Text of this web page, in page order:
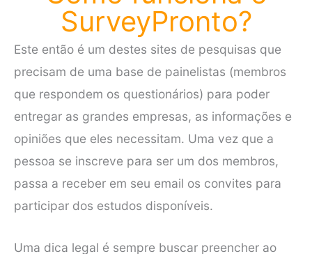
SurveyPronto?
Este então é um destes sites de pesquisas que
precisam de uma base de painelistas (membros
que respondem os questionários) para poder
entregar as grandes empresas, as informações e
opiniões que eles necessitam. Uma vez que a
pessoa se inscreve para ser um dos membros,
passa a receber em seu email os convites para
participar dos estudos disponíveis.
Uma dica legal é sempre buscar preencher ao